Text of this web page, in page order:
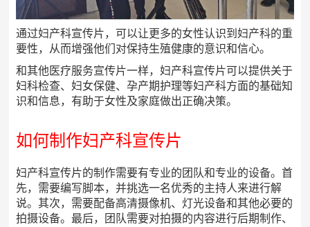
通过妇产科宣传片，可以让更多的女性认识到妇产科的重
要性，从而增强他们对保持生殖健康的意识和信心。
和其他医疗服务宣传片一样，妇产科宣传片可以提供关于
妇科检查、妇女保健、孕产期护理等妇产科方面的基础知
识和信息，有助于女性及家庭做出正确决策。
如何制作妇产科宣传片
妇产科宣传片的制作需要有专业的团队和专业的设备。首
先，需要编写脚本，并挑选一名优秀的主持人来进行解
说。其次，需要配备高清摄像机、灯光设备和其他必要的
拍摄设备。最后，团队需要对拍摄的内容进行后期制作、